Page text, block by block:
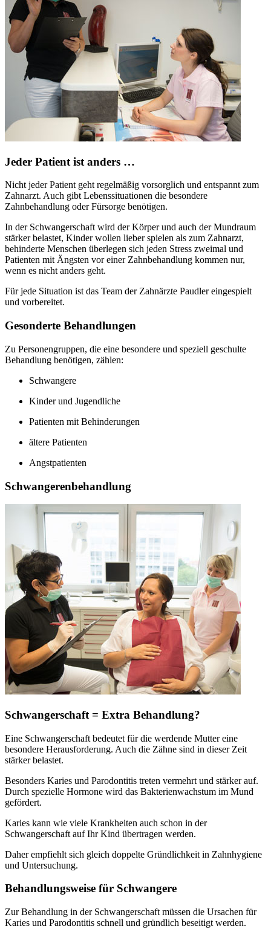
Jeder Patient ist anders …
Nicht jeder Patient geht regelmäßig vorsorglich und entspannt zum
Zahnarzt. Auch gibt Lebenssituationen die besondere
Zahnbehandlung oder Fürsorge benötigen.
In der Schwangerschaft wird der Körper und auch der Mundraum
stärker belastet, Kinder wollen lieber spielen als zum Zahnarzt,
behinderte Menschen überlegen sich jeden Stress zweimal und
Patienten mit Ängsten vor einer Zahnbehandlung kommen nur,
wenn es nicht anders geht.
Für jede Situation ist das Team der Zahnärzte Paudler eingespielt
und vorbereitet.
Gesonderte Behandlungen
Zu Personengruppen, die eine besondere und speziell geschulte
Behandlung benötigen, zählen:
Schwangere
Kinder und Jugendliche
Patienten mit Behinderungen
ältere Patienten
Angstpatienten
Schwangerenbehandlung
Schwangerschaft = Extra Behandlung?
Eine Schwangerschaft bedeutet für die werdende Mutter eine
besondere Herausforderung. Auch die Zähne sind in dieser Zeit
stärker belastet.
Besonders Karies und Parodontitis treten vermehrt und stärker auf.
Durch spezielle Hormone wird das Bakterienwachstum im Mund
gefördert.
Karies kann wie viele Krankheiten auch schon in der
Schwangerschaft auf Ihr Kind übertragen werden.
Daher empfiehlt sich gleich doppelte Gründlichkeit in Zahnhygiene
und Untersuchung.
Behandlungsweise für Schwangere
Zur Behandlung in der Schwangerschaft müssen die Ursachen für
Karies und Parodontitis schnell und gründlich beseitigt werden.